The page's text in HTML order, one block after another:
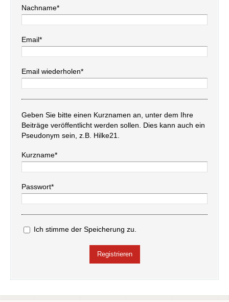
Nachname*
Email*
Email wiederholen*
Geben Sie bitte einen Kurznamen an, unter dem Ihre
Beiträge veröffentlicht werden sollen. Dies kann auch ein
Pseudonym sein, z.B. Hilke21.
Kurzname*
Passwort*
Ich stimme der Speicherung zu.